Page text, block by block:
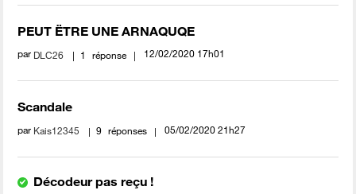
PEUT ËTRE UNE ARNAQUQE
par DLC26 1 réponse ‎12/02/2020 17h01
Scandale
par Kais12345 9 réponses ‎05/02/2020 21h27
Décodeur pas reçu !